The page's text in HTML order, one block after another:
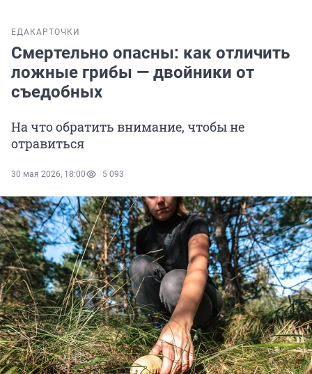
ЕДА КАРТОЧКИ
Смертельно опасны: как отличить
ложные грибы — двойники от
съедобных
На что обратить внимание, чтобы не
отравиться
30 мая 2026, 18:00 5 093